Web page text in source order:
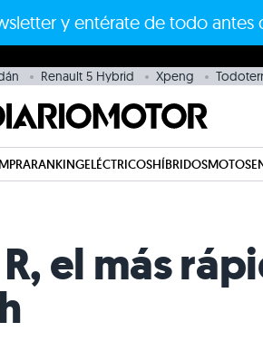
y entérate de todo antes
Renault 5 Hybrid Xpeng
RANKINGELÉCTRICOSHÍBRIDOSMOTOS
el más